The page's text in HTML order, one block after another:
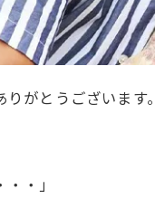
がとうございます。
・」